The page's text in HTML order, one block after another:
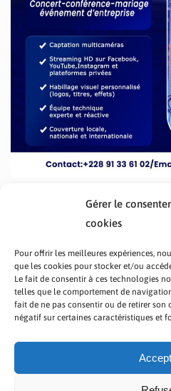
Gérer le
cookies
Pour offrir les meilleures expériences,
que les cookies pour stocker et/ou
Le fait de consentir à ces technologies
telles que le comportement de
fait de ne pas consentir ou de retirer
négatif sur certaines caractéristiques et
PRÉSENTATION